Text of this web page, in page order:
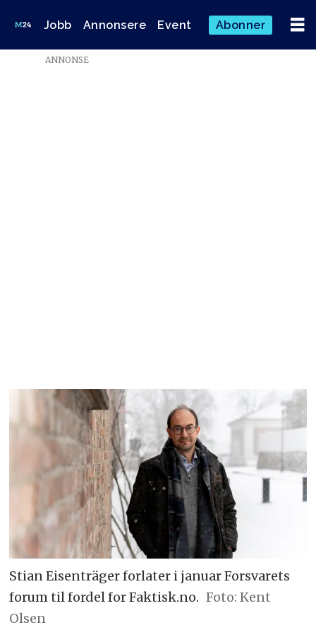
Jobb Annonsere Event Abonner
ANNONSE
Stian Eisenträger forlater i januar Forsvarets
forum til fordel for Faktisk.no. Foto: Kent
Olsen